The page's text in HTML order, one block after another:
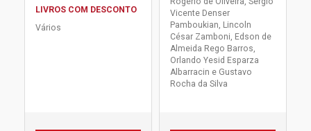
LIVROS COM DESCONTO
Vários
Vicente Denser
Pamboukian, Lincoln
César Zamboni, Edson de
Almeida Rego Barros,
Orlando Yesid Esparza
Albarracin e Gustavo
Rocha da Silva